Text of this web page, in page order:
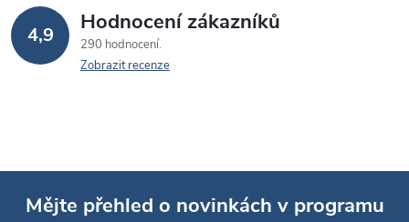
v
ý
4,9 Hodnocení zákazníků
290 hodnocení
Zobrazit recenze
Mějte přehled o novinkách v programu